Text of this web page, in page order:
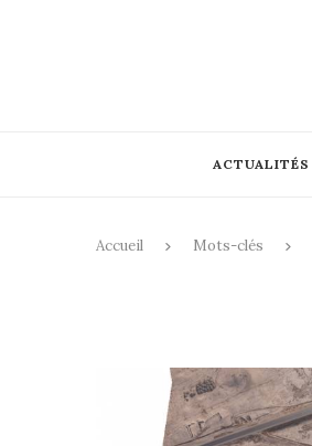
ACTUALITÉS
Accueil Mots-clés